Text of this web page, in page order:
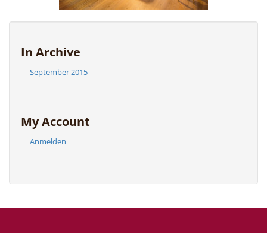
In Archive
September 2015
My Account
Anmelden